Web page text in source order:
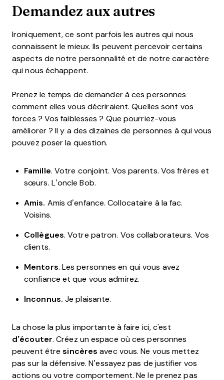
Demandez aux autres
Ironiquement, ce sont parfois les autres qui nous
connaissent le mieux. Ils peuvent percevoir certains
aspects de notre personnalité et de notre caractère
qui nous échappent.
Prenez le temps de demander à ces personnes
comment elles vous décriraient. Quelles sont vos
forces ? Vos faiblesses ? Que pourriez-vous
améliorer ? Il y a des dizaines de personnes à qui vous
pouvez poser la question.
Famille. Votre conjoint. Vos parents. Vos frères et
sœurs. L’oncle Bob.
Amis. Amis d’enfance. Collocataire à la fac.
Voisins.
Collègues. Votre patron. Vos collaborateurs. Vos
clients.
Mentors. Les personnes en qui vous avez
confiance et que vous admirez.
Inconnus. Je plaisante.
La chose la plus importante à faire ici, c'est
d’écouter. Créez un espace où ces personnes
peuvent êtresincères avec vous. Ne vous mettez
pas sur la défensive. N’essayez pas de justifier vos
actions ou votre comportement. Ne le prenez pas